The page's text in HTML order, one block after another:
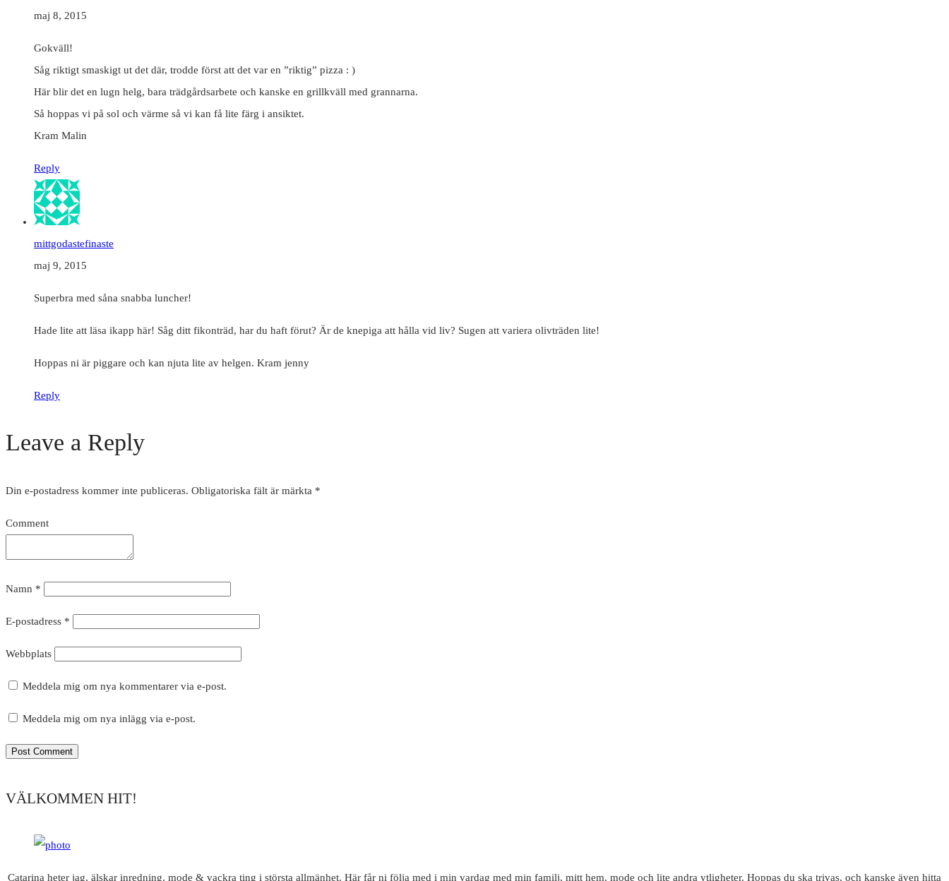
maj 8, 2015
Gokväll!
Såg riktigt smaskigt ut det där, trodde först att det var en ”riktig” pizza : )
Här blir det en lugn helg, bara trädgårdsarbete och kanske en grillkväll med grannarna.
Så hoppas vi på sol och värme så vi kan få lite färg i ansiktet.
Kram Malin
Reply
mittgodastefinaste
maj 9, 2015
Superbra med såna snabba luncher!
Hade lite att läsa ikapp här! Såg ditt fikonträd, har du haft förut? Är de knepiga att hålla vid liv? Sugen att variera olivträden lite!
Hoppas ni är piggare och kan njuta lite av helgen. Kram jenny
Reply
Leave a Reply
Din e-postadress kommer inte publiceras. Obligatoriska fält är märkta *
Comment
Namn *
E-postadress *
Webbplats
Meddela mig om nya kommentarer via e-post.
Meddela mig om nya inlägg via e-post.
VÄLKOMMEN HIT!
Catarina heter jag, älskar inredning, mode & vackra ting i största allmänhet. Här får ni följa med i min vardag med min familj, mitt hem, mode och lite andra ytligheter. Hoppas du ska trivas, och kanske även hitta